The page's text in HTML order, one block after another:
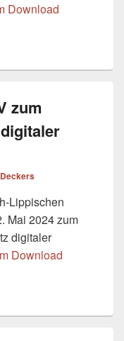
Download
zum
Lippischen
Mai 2024 zum
digitaler
Download